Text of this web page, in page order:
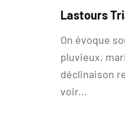
Lastours
On évoque
pluvieux,
déclinaison
voir...